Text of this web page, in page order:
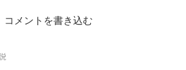
コメントを書き込む